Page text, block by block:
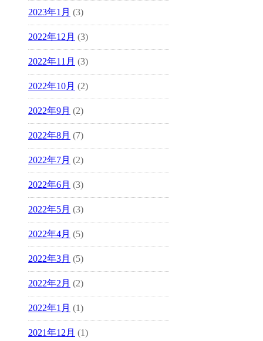
2023年1月 (3)
2022年12月 (3)
2022年11月 (3)
2022年10月 (2)
2022年9月 (2)
2022年8月 (7)
2022年7月 (2)
2022年6月 (3)
2022年5月 (3)
2022年4月 (5)
2022年3月 (5)
2022年2月 (2)
2022年1月 (1)
2021年12月 (1)